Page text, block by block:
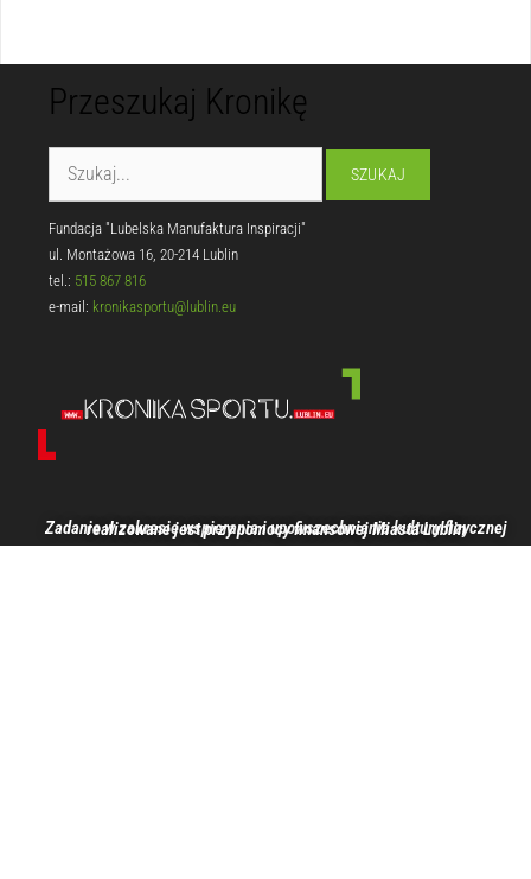
Przeszukaj Kronikę
Fundacja "Lubelska Manufaktura Inspiracji"
ul. Montażowa 16, 20-214 Lublin
tel.: 515 867 816
e-mail: kronikasportu@lublin.eu
Zadanie w zakresie wspierania i upowszechniania kultury fizycznej realizowane jest przy pomocy finansowej Miasta Lublin